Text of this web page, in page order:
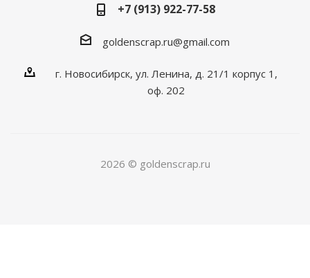
+7 (913) 922-77-58
goldenscrap.ru@gmail.com
г. Новосибирск, ул. Ленина, д. 21/1 корпус 1,
оф. 202
2026 © goldenscrap.ru